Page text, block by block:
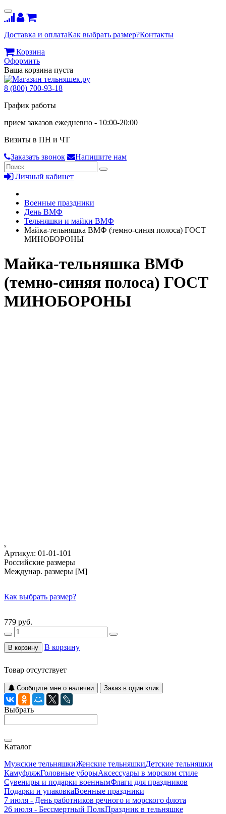
Доставка и оплатаКак выбрать размер?Контакты
Корзина
Оформить
Ваша корзина пуста
8 (800) 700-93-18
График работы
прием заказов ежедневно - 10:00-20:00
Визиты в ПН и ЧТ
Заказать звонок
Напишите нам
Личный кабинет
Военные праздники
День ВМФ
Тельняшки и майки ВМФ
Майка-тельняшка ВМФ (темно-синяя полоса) ГОСТ
МИНОБОРОНЫ
Майка-тельняшка ВМФ
(темно-синяя полоса) ГОСТ
МИНОБОРОНЫ
ₓ
Артикул: 01-01-101
Российские размеры
Междунар. размеры [М]
Как выбрать размер?
779 руб.
В корзину В корзину
Товар отсутствует
Сообщите мне о наличии Заказ в один клик
Выбрать
Каталог
Мужские тельняшкиЖенские тельняшкиДетские тельняшки
КамуфляжГоловные уборыАксессуары в морском стиле
Сувениры и подарки военнымФлаги для праздников
Подарки и упаковкаВоенные праздники
7 июля - День работников речного и морского флота
26 июля - Бессмертный ПолкПраздник в тельняшке